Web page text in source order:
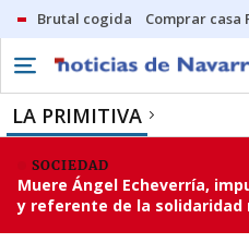
Brutal cogida Comprar casa
LA PRIMITIVA
SOCIEDAD
Muere Ángel Echeverría,
y referente de la solidaridad